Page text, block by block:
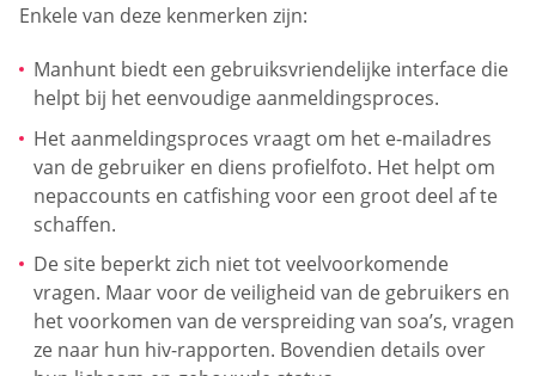
Enkele van deze kenmerken zijn:
Manhunt biedt een gebruiksvriendelijke interface die
helpt bij het eenvoudige aanmeldingsproces.
Het aanmeldingsproces vraagt om het e-mailadres
van de gebruiker en diens profielfoto. Het helpt om
nepaccounts en catfishing voor een groot deel af te
schaffen.
De site beperkt zich niet tot veelvoorkomende
vragen. Maar voor de veiligheid van de gebruikers en
het voorkomen van de verspreiding van soa’s, vragen
ze naar hun hiv-rapporten. Bovendien details over